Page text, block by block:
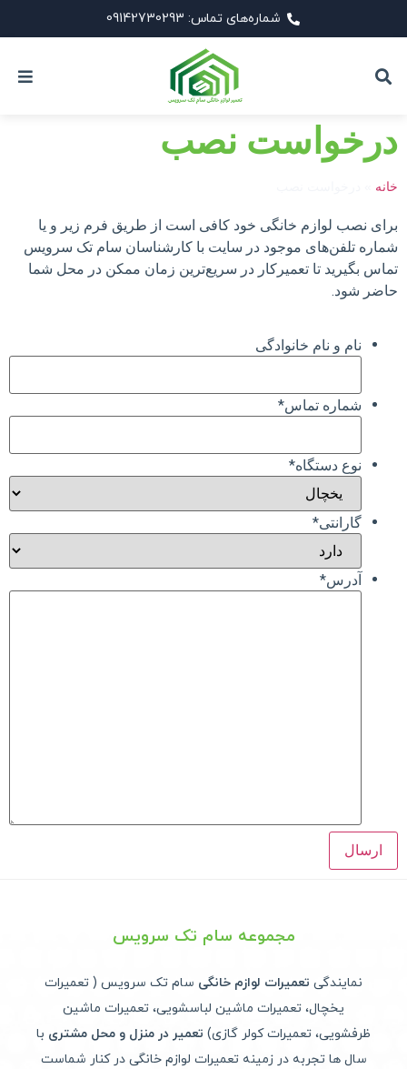
شماره‌های تماس: 09142730293
درخواست نصب
خانه
برای نصب لوازم خانگی خود کافی است از طریق فرم زیر و یا
شماره تلفن‌های موجود در سایت با کارشناسان سام تک سرویس
تماس بگیرید تا تعمیرکار در سریع‌ترین زمان ممکن در محل شما
حاضر شود.
نام و نام خانوادگی
شماره تماس*
نوع دستگاه*
گارانتی*
آدرس*
مجموعه سام تک سرویس
نمایندگی تعمیرات لوازم خانگی سام تک سرویس ( تعمیرات
یخچال، تعمیرات ماشین لباسشویی، تعمیرات ماشین
ظرفشویی، تعمیرات کولر گازی) تعمیر در منزل و محل مشتری با
سال ها تجربه در زمینه تعمیرات لوازم خانگی در کنار شماست